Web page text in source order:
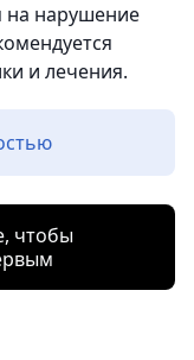
на нарушение
и лечения.
чтобы